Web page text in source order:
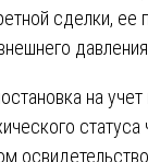
сделки, ее
давления.
на